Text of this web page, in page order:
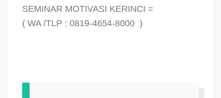
SEMINAR MOTIVASI KERINCI =
( WA /TLP : 0819-4654-8000 )